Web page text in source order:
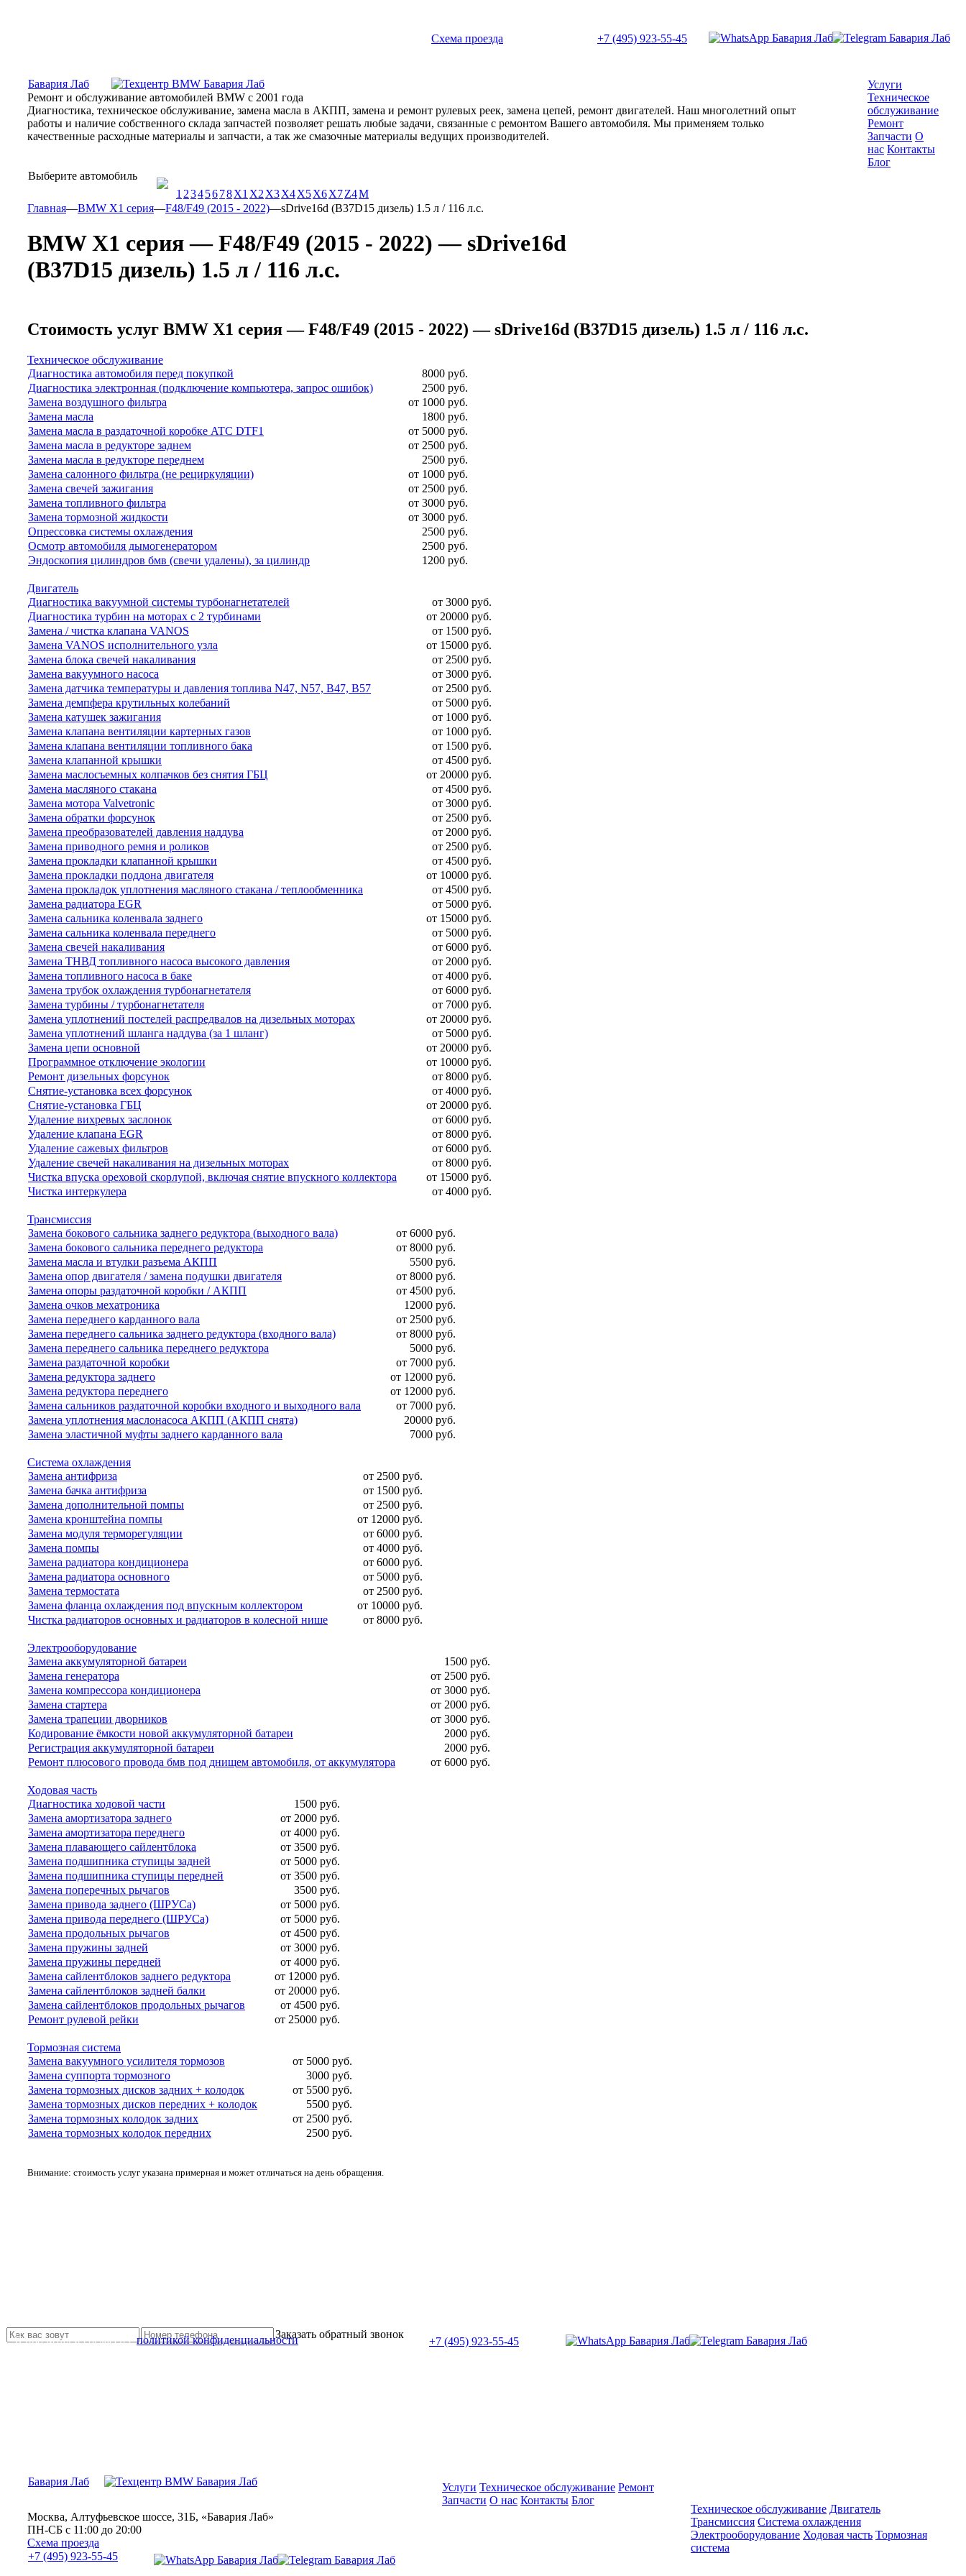
Схема проезда +7 (495) 923-55-45
Бавария Лаб
Ремонт и обслуживание автомобилей BMW с 2001 года
Диагностика, техническое обслуживание, замена масла в АКПП, замена и ремонт рулевых реек, замена цепей, ремонт двигателей. Наш многолетний опыт
работы и наличие собственного склада запчастей позволяет решать любые задачи, связанные с ремонтом Вашего автомобиля. Мы применяем только
качественные расходные материалы и запчасти, а так же смазочные материалы ведущих производителей.
Услуги
Техническое
обслуживание
Ремонт
Запчасти О
нас Контакты
Блог
Выберите автомобиль
1 2345678X1 X2 X3X4X5X6X7Z4М
Главная—BMW X1 серия—F48/F49 (2015 - 2022)—sDrive16d (B37D15 дизель) 1.5 л / 116 л.с.
BMW X1 серия — F48/F49 (2015 - 2022) — sDrive16d
(B37D15 дизель) 1.5 л / 116 л.с.
Стоимость услуг BMW X1 серия — F48/F49 (2015 - 2022) — sDrive16d (B37D15 дизель) 1.5 л / 116 л.с.
Техническое обслуживание
Диагностика автомобиля перед покупкой
8000 руб.
Диагностика электронная (подключение компьютера, запрос ошибок)
2500 руб.
Замена воздушного фильтра
от 1000 руб.
Замена масла
1800 руб.
Замена масла в раздаточной коробке ATC DTF1
от 5000 руб.
Замена масла в редукторе заднем
от 2500 руб.
Замена масла в редукторе переднем
2500 руб.
Замена салонного фильтра (не рециркуляции)
от 1000 руб.
Замена свечей зажигания
от 2500 руб.
Замена топливного фильтра
от 3000 руб.
Замена тормозной жидкости
от 3000 руб.
Опрессовка системы охлаждения
2500 руб.
Осмотр автомобиля дымогенератором
2500 руб.
Эндоскопия цилиндров бмв (свечи удалены), за цилиндр
1200 руб.
Двигатель
Диагностика вакуумной системы турбонагнетателей
от 3000 руб.
Диагностика турбин на моторах с 2 турбинами
от 20000 руб.
Замена / чистка клапана VANOS
от 1500 руб.
Замена VANOS исполнительного узла
от 15000 руб.
Замена блока свечей накаливания
от 2500 руб.
Замена вакуумного насоса
от 3000 руб.
Замена датчика температуры и давления топлива N47, N57, B47, B57
от 2500 руб.
Замена демпфера крутильных колебаний
от 5000 руб.
Замена катушек зажигания
от 1000 руб.
Замена клапана вентиляции картерных газов
от 1000 руб.
Замена клапана вентиляции топливного бака
от 1500 руб.
Замена клапанной крышки
от 4500 руб.
Замена маслосъемных колпачков без снятия ГБЦ
от 20000 руб.
Замена масляного стакана
от 4500 руб.
Замена мотора Valvetronic
от 3000 руб.
Замена обратки форсунок
от 2500 руб.
Замена преобразователей давления наддува
от 2000 руб.
Замена приводного ремня и роликов
от 2500 руб.
Замена прокладки клапанной крышки
от 4500 руб.
Замена прокладки поддона двигателя
от 10000 руб.
Замена прокладок уплотнения масляного стакана / теплообменника
от 4500 руб.
Замена радиатора EGR
от 5000 руб.
Замена сальника коленвала заднего
от 15000 руб.
Замена сальника коленвала переднего
от 5000 руб.
Замена свечей накаливания
от 6000 руб.
Замена ТНВД топливного насоса высокого давления
от 2000 руб.
Замена топливного насоса в баке
от 4000 руб.
Замена трубок охлаждения турбонагнетателя
от 6000 руб.
Замена турбины / турбонагнетателя
от 7000 руб.
Замена уплотнений постелей распредвалов на дизельных моторах
от 20000 руб.
Замена уплотнений шланга наддува (за 1 шланг)
от 5000 руб.
Замена цепи основной
от 20000 руб.
Программное отключение экологии
от 10000 руб.
Ремонт дизельных форсунок
от 8000 руб.
Снятие-установка всех форсунок
от 4000 руб.
Снятие-установка ГБЦ
от 20000 руб.
Удаление вихревых заслонок
от 6000 руб.
Удаление клапана EGR
от 8000 руб.
Удаление сажевых фильтров
от 6000 руб.
Удаление свечей накаливания на дизельных моторах
от 8000 руб.
Чистка впуска ореховой скорлупой, включая снятие впускного коллектора
от 15000 руб.
Чистка интеркулера
от 4000 руб.
Трансмиссия
Замена бокового сальника заднего редуктора (выходного вала)
от 6000 руб.
Замена бокового сальника переднего редуктора
от 8000 руб.
Замена масла и втулки разъема АКПП
5500 руб.
Замена опор двигателя / замена подушки двигателя
от 8000 руб.
Замена опоры раздаточной коробки / АКПП
от 4500 руб.
Замена очков мехатроника
12000 руб.
Замена переднего карданного вала
от 2500 руб.
Замена переднего сальника заднего редуктора (входного вала)
от 8000 руб.
Замена переднего сальника переднего редуктора
5000 руб.
Замена раздаточной коробки
от 7000 руб.
Замена редуктора заднего
от 12000 руб.
Замена редуктора переднего
от 12000 руб.
Замена сальников раздаточной коробки входного и выходного вала
от 7000 руб.
Замена уплотнения маслонасоса АКПП (АКПП снята)
20000 руб.
Замена эластичной муфты заднего карданного вала
7000 руб.
Система охлаждения
Замена антифриза
от 2500 руб.
Замена бачка антифриза
от 1500 руб.
Замена дополнительной помпы
от 2500 руб.
Замена кронштейна помпы
от 12000 руб.
Замена модуля терморегуляции
от 6000 руб.
Замена помпы
от 4000 руб.
Замена радиатора кондиционера
от 6000 руб.
Замена радиатора основного
от 5000 руб.
Замена термостата
от 2500 руб.
Замена фланца охлаждения под впускным коллектором
от 10000 руб.
Чистка радиаторов основных и радиаторов в колесной нише
от 8000 руб.
Электрооборудование
Замена аккумуляторной батареи
1500 руб.
Замена генератора
от 2500 руб.
Замена компрессора кондиционера
от 3000 руб.
Замена стартера
от 2000 руб.
Замена трапеции дворников
от 3000 руб.
Кодирование ёмкости новой аккумуляторной батареи
2000 руб.
Регистрация аккумуляторной батареи
2000 руб.
Ремонт плюсового провода бмв под днищем автомобиля, от аккумулятора
от 6000 руб.
Ходовая часть
Диагностика ходовой части
1500 руб.
Замена амортизатора заднего
от 2000 руб.
Замена амортизатора переднего
от 4000 руб.
Замена плавающего сайлентблока
от 3500 руб.
Замена подшипника ступицы задней
от 5000 руб.
Замена подшипника ступицы передней
от 3500 руб.
Замена поперечных рычагов
3500 руб.
Замена привода заднего (ШРУСа)
от 5000 руб.
Замена привода переднего (ШРУСа)
от 5000 руб.
Замена продольных рычагов
от 4500 руб.
Замена пружины задней
от 3000 руб.
Замена пружины передней
от 4000 руб.
Замена сайлентблоков заднего редуктора
от 12000 руб.
Замена сайлентблоков задней балки
от 20000 руб.
Замена сайлентблоков продольных рычагов
от 4500 руб.
Ремонт рулевой рейки
от 25000 руб.
Тормозная система
Замена вакуумного усилителя тормозов
от 5000 руб.
Замена суппорта тормозного
3000 руб.
Замена тормозных дисков задних + колодок
от 5500 руб.
Замена тормозных дисков передних + колодок
5500 руб.
Замена тормозных колодок задних
от 2500 руб.
Замена тормозных колодок передних
2500 руб.
Внимание: стоимость услуг указана примерная и может отличаться на день обращения.
Заказать обратный звонок
Я прочитал и согласен сполитикой конфиденциальности
+7 (495) 923-55-45
Бавария Лаб
Москва, Алтуфьевское шоссе, 31Б, «Бавария Лаб»
ПН-СБ с 11:00 до 20:00
Схема проезда
+7 (495) 923-55-45
Услуги Техническое обслуживание Ремонт
Запчасти О нас Контакты Блог
Техническое обслуживание Двигатель
Трансмиссия Система охлаждения
Электрооборудование Ходовая часть Тормозная
система